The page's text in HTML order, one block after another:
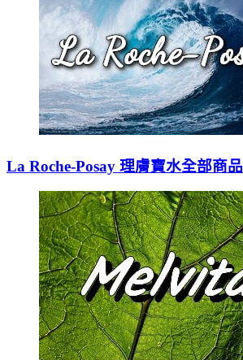
La Roche-Posay 理膚寶水全部商品